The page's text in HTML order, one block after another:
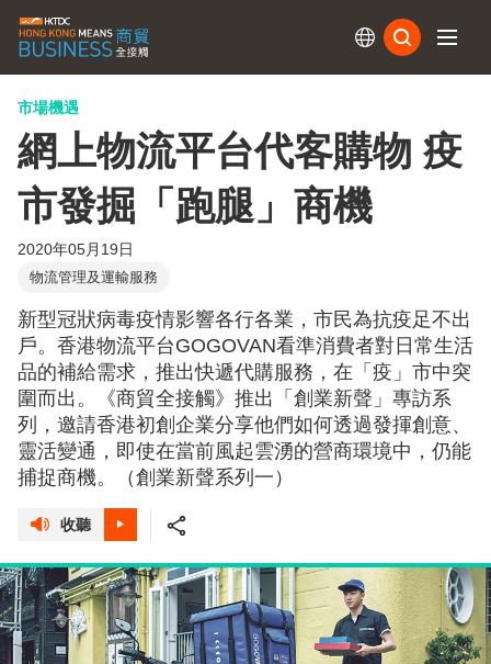
市場機遇
網上物流平台代客購物 疫
市發掘「跑腿」商機
2020年05月19日
物流管理及運輸服務
新型冠狀病毒疫情影響各行各業，市民為抗疫足不出
戶。香港物流平台GOGOVAN看準消費者對日常生活
品的補給需求，推出快遞代購服務，在「疫」市中突
圍而出。《商貿全接觸》推出「創業新聲」專訪系
列，邀請香港初創企業分享他們如何透過發揮創意、
靈活變通，即使在當前風起雲湧的營商環境中，仍能
捕捉商機。（創業新聲系列一）
收聽